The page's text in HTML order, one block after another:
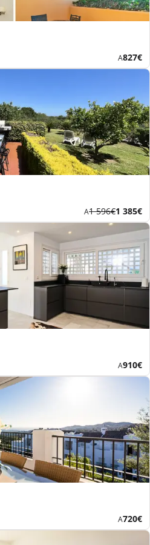
AÚj
ár
827€
AKorábbi
díj
1 596€Új
ár
1 385€
AÚj
ár
910€
AÚj
ár
720€